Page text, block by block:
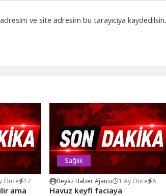
ve site adresim bu tarayıcıya kaydedilsin.
Önce 17
ama
Sağlık
Beyaz Haber Ajansı 1 Ay Önce 8
Havuz keyfi faciaya